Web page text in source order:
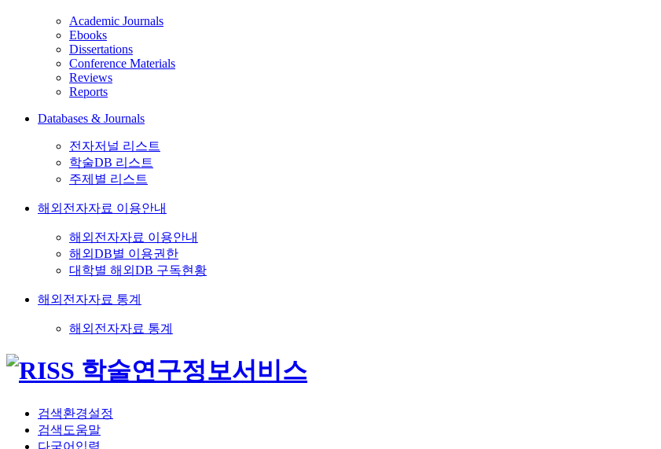
Academic Journals
Ebooks
Dissertations
Conference Materials
Reviews
Reports
Databases & Journals
전자저널 리스트
학술DB 리스트
주제별 리스트
해외전자자료 이용안내
해외전자자료 이용안내
해외DB별 이용권한
대학별 해외DB 구독현황
해외전자자료 통계
해외전자자료 통계
검색환경설정
검색도움말
다국어입력